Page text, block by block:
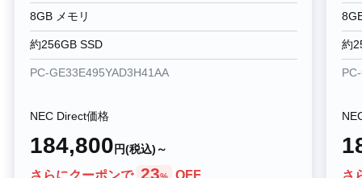
8GB メモリ
約256GB SSD
PC-GE33E495YAD3H41AA
NEC Direct価格
184,800 円(税込)～
さらにクーポンで 23 OFF
約
さ